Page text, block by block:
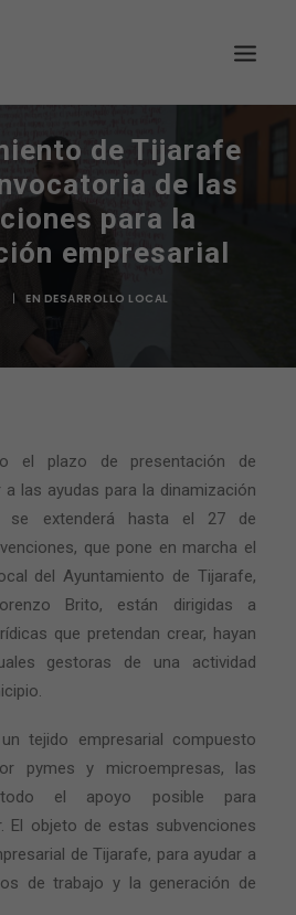
de Tijarafe
de las
para la
empresarial
| EN DESARROLLO LOCAL
el plazo de presentación de
las ayudas para la dinamización
se extenderá hasta el 27 de
que pone en marcha el
del Ayuntamiento de Tijarafe,
Brito, están dirigidas a
que pretendan crear, hayan
gestoras de una actividad
tejido empresarial compuesto
pymes y microempresas, las
el apoyo posible para
El objeto de estas subvenciones
de Tijarafe, para ayudar a
de trabajo y la generación de